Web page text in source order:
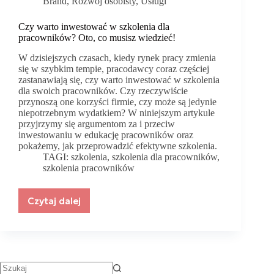
Czy warto inwestować w szkolenia dla
pracowników? Oto, co musisz wiedzieć!
W dzisiejszych czasach, kiedy rynek pracy zmienia
się w szybkim tempie, pracodawcy coraz częściej
zastanawiają się, czy warto inwestować w szkolenia
dla swoich pracowników. Czy rzeczywiście
przynoszą one korzyści firmie, czy może są jedynie
niepotrzebnym wydatkiem? W niniejszym artykule
przyjrzymy się argumentom za i przeciw
inwestowaniu w edukację pracowników oraz
pokażemy, jak przeprowadzić efektywne szkolenia.
TAGI: szkolenia,szkolenia dla pracowników,
szkolenia pracowników
Czytaj dalej
Czy
dla